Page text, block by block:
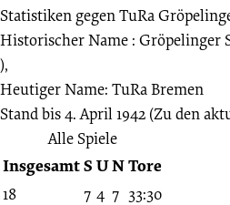
Bremen
4:0
04.04.1942
Statistiken gegenTuRa
Historischer Name : Gröpelinger
),
Heutiger Name: TuRa Bremen
Stand bis 4. April 1942 (Zu den
Alle Spiele
InsgesamtS UNTore
18 7 4 7 33:30